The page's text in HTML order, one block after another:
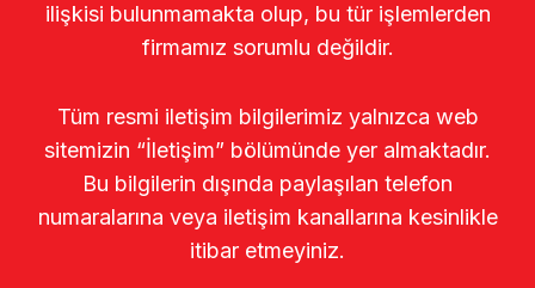
ilişkisi bulunmamakta olup, bu tür işlemlerden
firmamız sorumlu değildir.
Tüm resmi iletişim bilgilerimiz yalnızca web
sitemizin “İletişim” bölümünde yer almaktadır.
Bu bilgilerin dışında paylaşılan telefon
numaralarına veya iletişim kanallarına kesinlikle
itibar etmeyiniz.